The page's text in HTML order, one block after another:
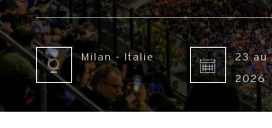
Milan - Italie
23 au
2026